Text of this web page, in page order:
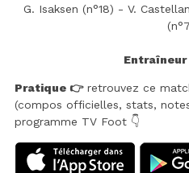
G. Isaksen (n°18) - V.
Entraîneur
Pratique 👉retrouvez ce
(compos officielles, stats,
programme TV Foot 👇